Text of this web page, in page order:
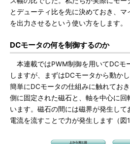
とデューティ比を先に決めておき、
を出力させるという使い方をします。
DCモータの何を制御するのか
本連載ではPWM制御を用いてDCモ
しますが、まずはDCモータから動か
簡単にDCモータの仕組みに触れてお
側に固定された磁石と、軸を中心に回
います。磁石の間には磁界が発生して
電流を流すことで力が発生します（図1